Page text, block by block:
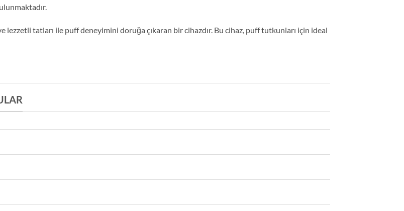
lezzetli tatları ile puff deneyimini doruğa çıkaran bir cihazdır. Bu cihaz, puff tutkunları için ideal